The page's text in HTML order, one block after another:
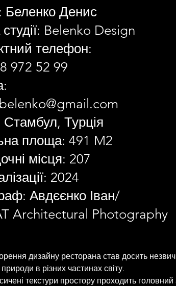
Беленко Денис
Belenko Design
телефон:
972 52 99
Турція
площа: 491 M2
місця: 207
2024
Авдєєнко Іван/
Architectural Photography
дизайну ресторана став досить
в різних частинах світу.
текстури простору проходить головний